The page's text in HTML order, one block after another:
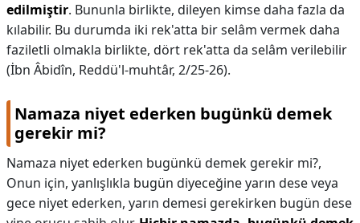
edilmiştir. Bununla birlikte, dileyen kimse daha fazla da
kılabilir. Bu durumda iki rek'atta bir selâm vermek daha
faziletli olmakla birlikte, dört rek'atta da selâm verilebilir
(İbn Âbidîn, Reddü'l-muhtâr, 2/25-26).
Namaza niyet ederken bugünkü demek
gerekir mi?
Namaza niyet ederken bugünkü demek gerekir mi?,
Onun için, yanlışlıkla bugün diyeceğine yarın dese veya
gece niyet ederken, yarın demesi gerekirken bugün dese